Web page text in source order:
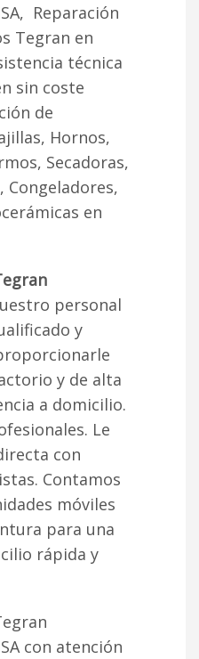
Reparación
Tegran en
técnica
sin coste
de
Hornos,
Secadoras,
Congeladores,
en
personal
y
y de alta
a domicilio.
Le
con
Contamos
móviles
para una
rápida y
con atención